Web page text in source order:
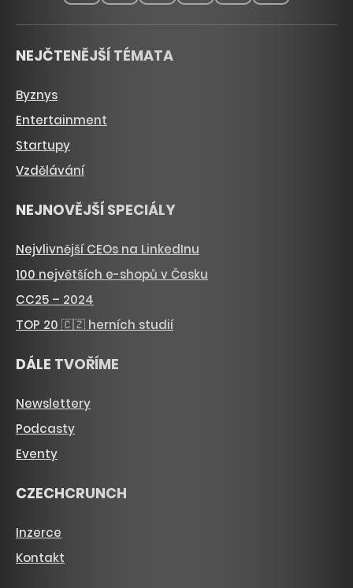
NEJČTENĚJŠÍ TÉMATA
Byznys
Entertainment
Startupy
Vzdělávání
NEJNOVĚJŠÍ SPECIÁLY
Nejvlivnější CEOs na LinkedInu
100 největších e-shopů v Česku
CC25 – 2024
TOP 20 🇨🇿 herních studií
DÁLE TVOŘÍME
Newslettery
Podcasty
Eventy
CZECHCRUNCH
Inzerce
Kontakt